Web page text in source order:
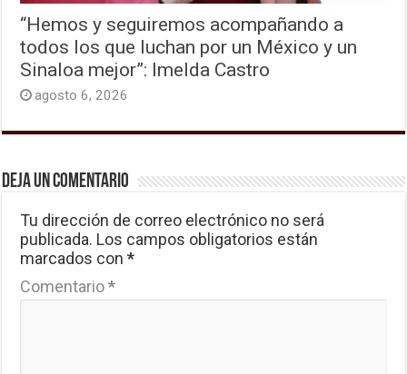
“Hemos y seguiremos acompañando a
todos los que luchan por un México y un
Sinaloa mejor”: Imelda Castro
agosto 6, 2026
Deja un comentario
Tu dirección de correo electrónico no será
publicada. Los campos obligatorios están
marcados con*
Comentario*